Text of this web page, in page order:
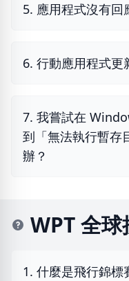
5. 應用程式沒有回
6. 行動應用程式更
7. 我嘗試在
到「無法執行暫存
辦？
WPT 全
1. 什麼是飛行錦標